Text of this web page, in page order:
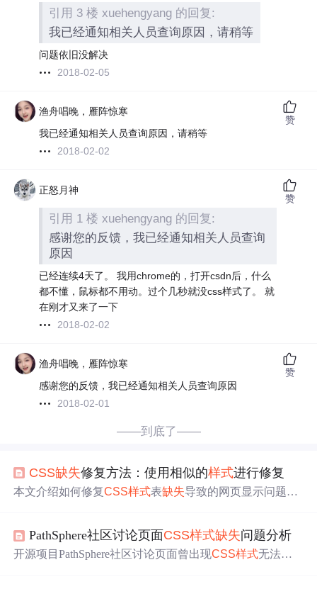
引用 3 楼 xuehengyang 的回复:
我已经通知相关人员查询原因，请稍等
问题依旧没解决
2018-02-05
渔舟唱晚，雁阵惊寒
我已经通知相关人员查询原因，请稍等
2018-02-02
赞
正怒月神
引用 1 楼 xuehengyang 的回复:
感谢您的反馈，我已经通知相关人员查询
原因
已经连续4天了。 我用chrome的，打开csdn后，什么
都不懂，鼠标都不用动。过个几秒就没css样式了。 就
在刚才又来了一下
2018-02-02
赞
渔舟唱晚，雁阵惊寒
感谢您的反馈，我已经通知相关人员查询原因
2018-02-01
赞
——到底了——
CSS缺失修复方法：使用相似的样式进行修复
本文介绍如何修复CSS样式表缺失导致的网页显示问题。
示。这种方法在前端开发中可用于快速解决CSS 样式故
障。
PathSphere社区讨论页面CSS样式缺失问题分析
开源项目PathSphere社区讨论页面曾出现CSS样式无法正